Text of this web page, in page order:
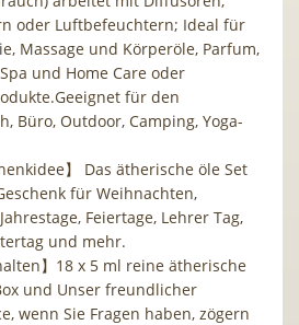
oder Luftbefeuchtern; Ideal für
Massage und Körperöle, Parfum,
und Home Care oder
für den
Büro, Outdoor, Camping, Yoga-
】 Das ätherische öle Set
für Weihnachten,
Feiertage, Lehrer Tag,
und mehr.
】18 x 5 ml reine ätherische
und Unser freundlicher
wenn Sie Fragen haben, zögern